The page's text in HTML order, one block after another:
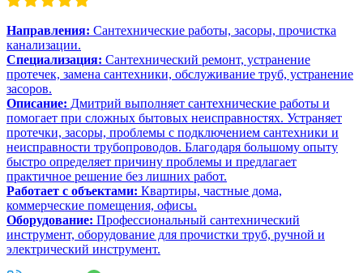
Направления: Сантехнические работы, засоры, прочистка
канализации.
Специализация: Сантехнический ремонт, устранение
протечек, замена сантехники, обслуживание труб, устранение
засоров.
Описание: Дмитрий выполняет сантехнические работы и
помогает при сложных бытовых неисправностях. Устраняет
протечки, засоры, проблемы с подключением сантехники и
неисправности трубопроводов. Благодаря большому опыту
быстро определяет причину проблемы и предлагает
практичное решение без лишних работ.
Работает с объектами: Квартиры, частные дома,
коммерческие помещения, офисы.
Оборудование: Профессиональный сантехнический
инструмент, оборудование для прочистки труб, ручной и
электрический инструмент.